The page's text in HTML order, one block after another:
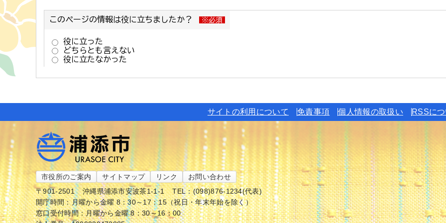
サイトの利用について 免責事項 個人情報の取扱い RSSに
市役所のご案内 サイトマップ リンク
お問い合わせ
〒901-2501
沖縄県浦添市安波茶1-1-1
TEL：(098)876-1234(代表)
開庁時間：月曜から金曜 8：30～17：15（祝日・年末年始を除く）
窓口受付時間：月曜から金曜 8：30～16：00